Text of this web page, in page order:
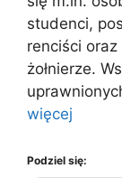
studenci,
renciści
żołnierze.
więcej
Podziel się: